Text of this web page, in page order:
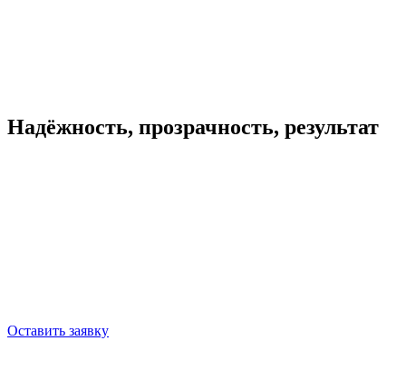
Надёжность, прозрачность, результат
Оставить заявку